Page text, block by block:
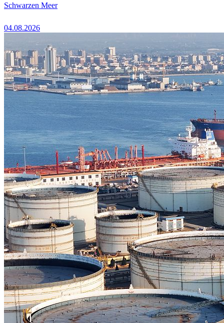
Schwarzen Meer
04.08.2026